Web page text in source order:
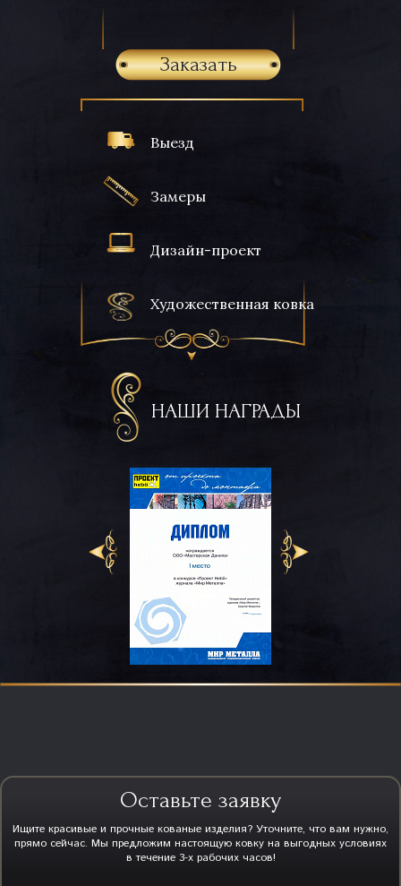
Выезд
Замеры
Дизайн-проект
Художественная ковка
НАШИ НАГРАДЫ
Заказать
Оставьте заявку
Ищите красивые и прочные кованые изделия? Уточните, что вам нужно,
прямо сейчас. Мы предложим настоящую ковку на выгодных условиях
в течение 3-х рабочих часов!